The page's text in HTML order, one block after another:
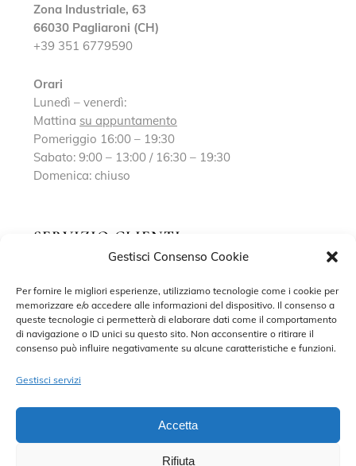
Gestisci Consenso Cookie
Per fornire le migliori esperienze, utilizziamo tecnologie come i cookie per
memorizzare e/o accedere alle informazioni del dispositivo. Il consenso a
queste tecnologie ci permetterà di elaborare dati come il comportamento
di navigazione o ID unici su questo sito. Non acconsentire o ritirare il
consenso può influire negativamente su alcune caratteristiche e funzioni.
Gestisci servizi
Accetta
Rifiuta
Zona Industriale, 63
66030 Pagliaroni (CH)
+39 351 6779590
Orari
Lunedì – venerdì:
Mattina su appuntamento
Pomeriggio 16:00 – 19:30
Sabato: 9:00 – 13:00 / 16:30 – 19:30
Domenica: chiuso
SERVIZIO CLIENTI
Contatti
Privacy Policy